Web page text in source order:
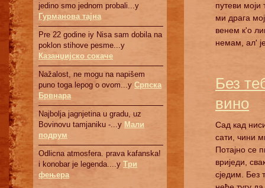
jedino smo jednom probali...у
Гурманова тајна
Pre 22 godine iy Nisa sam dobila na
poklon stihove pesme...у
Казанџијско сокаче
Nažalost, ne mogu na napišem
puno toga lepog o ovom...у Српскa
Брвнaрa
Najbolja jagnjetina u gradu, uz
Bovinovu tamjaniku -...у Мали
подрум
Odlicna atmosfera. prava kafanska!
i konobar je legenda....у Три
фењера
путеви
ми драга
венем к'о
немам, ал'
Без
вино
Сад кад
сати, чини
Потајно се
вриједи,
сједим. Без